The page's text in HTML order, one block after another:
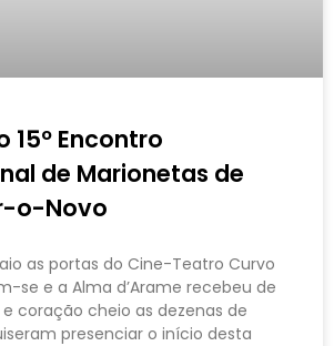
15º Encontro
de Marionetas de
o-Novo
as portas do Cine-Teatro Curvo
se e a Alma d’Arame recebeu de
coração cheio as dezenas de
presenciar o início desta